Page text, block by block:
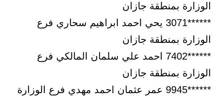
الوزارة بمنطقة جازان
******3071 يحي احمد ابراهيم سحاري فرع
الوزارة بمنطقة جازان
******7402 احمد علي سلمان المالكي فرع
الوزارة بمنطقة جازان
******9945 عمر عثمان احمد مهدي فرع الوزارة